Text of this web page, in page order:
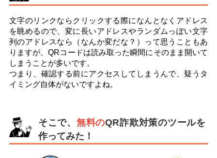
文字のリンクならクリックする際になんとなくアドレス
を眺めるので、変に長いアドレスやランダムっぽい文字
列のアドレスなら（なんか変だな？）って思うこともあ
りますが、QRコードは読み取った瞬間にそのまま開いて
しまうことが多いです。
つまり、確認する前にアクセスしてしまうんで、疑うタ
イミング自体がないですよね。
そこで、 無料のQR詐欺対策のツールを
作ってみた！